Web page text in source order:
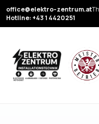
office@elektro-zentrum.at
Hotline: +43 1 4420251